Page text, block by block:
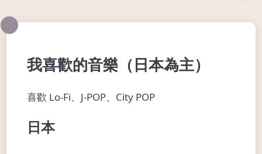
我喜歡的音樂（日本為主）
喜歡 Lo-Fi、J-POP、City POP
日本